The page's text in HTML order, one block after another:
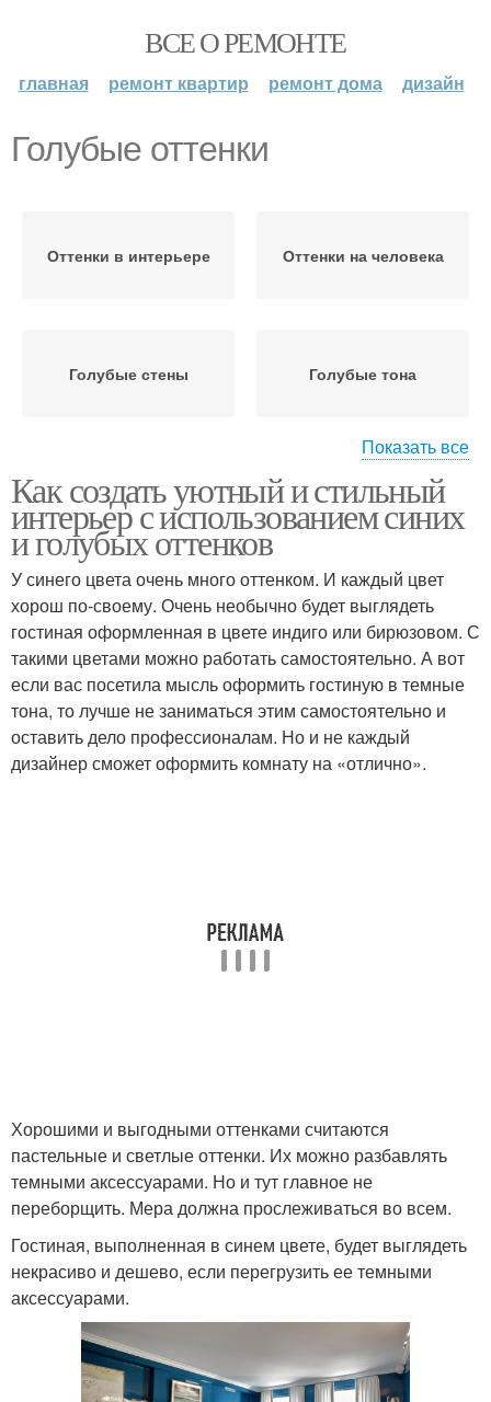
ВСЕ О РЕМОНТЕ
главная ремонт квартир ремонт дома дизайн
Голубые оттенки
Оттенки в интерьере Оттенки на человека
Голубые стены Голубые тона
тонах
Спальни в голубом
цвете
Цвета в голубом
интерьере
Тепло в голубую
спальню
Показать все
Как создать уютный и стильный
интерьер с использованием синих
и голубых оттенков
У синего цвета очень много оттенком. И каждый цвет
хорош по-своему. Очень необычно будет выглядеть
гостиная оформленная в цвете индиго или бирюзовом. С
такими цветами можно работать самостоятельно. А вот
если вас посетила мысль оформить гостиную в темные
тона, то лучше не заниматься этим самостоятельно и
оставить дело профессионалам. Но и не каждый
дизайнер сможет оформить комнату на «отлично».
Хорошими и выгодными оттенками считаются
пастельные и светлые оттенки. Их можно разбавлять
темными аксессуарами. Но и тут главное не
переборщить. Мера должна прослеживаться во всем.
Гостиная, выполненная в синем цвете, будет выглядеть
некрасиво и дешево, если перегрузить ее темными
аксессуарами.